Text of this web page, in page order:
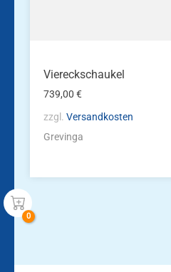
Viereckschaukel
739,00€
zzgl.Versandkosten
Grevinga